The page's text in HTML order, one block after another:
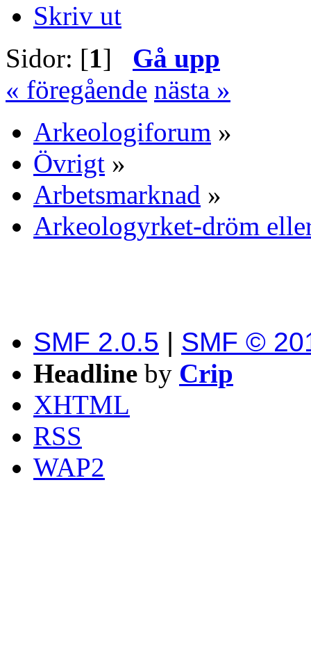
Skriv ut
Sidor: [1] Gå upp
« föregående nästa »
Arkeologiforum »
Övrigt »
Arbetsmarknad »
Arkeologyrket-dröm
SMF 2.0.5 | SMF ©
Headline by Crip
XHTML
RSS
WAP2